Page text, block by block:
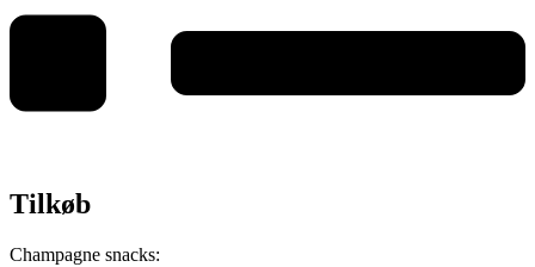
Tilkøb
Champagne snacks: